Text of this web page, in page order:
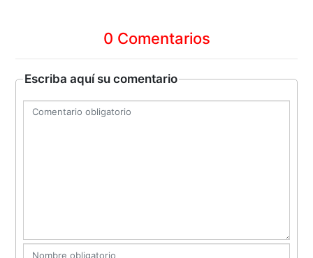
0 Comentarios
Escriba aquí su comentario